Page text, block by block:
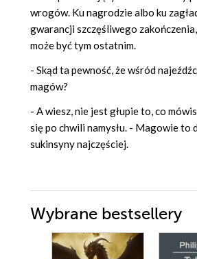
wrogów. Ku nagrodzie albo ku
gwarancji szczęśliwego
może być tym ostatnim.
- Skąd ta pewność, że wśród
magów?
- A wiesz, nie jest głupie to, co
się po chwili namysłu. - Magowie to
sukinsyny najczęściej.
Wybrane bestsellery